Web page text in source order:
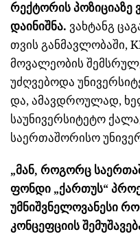
რექტორის პოზიციაზე
დაინიშნა. ვახტანგ
თვის განმავლობაში,
მოვალეობის
უძღვებოდა
და, ამავდროულად,
საუნივერსიტეტო
საერთაშორისო
„მან, როგორც
ფონდი „ქართუს“
უმნიშვნელოვანესი
კონცეფციის